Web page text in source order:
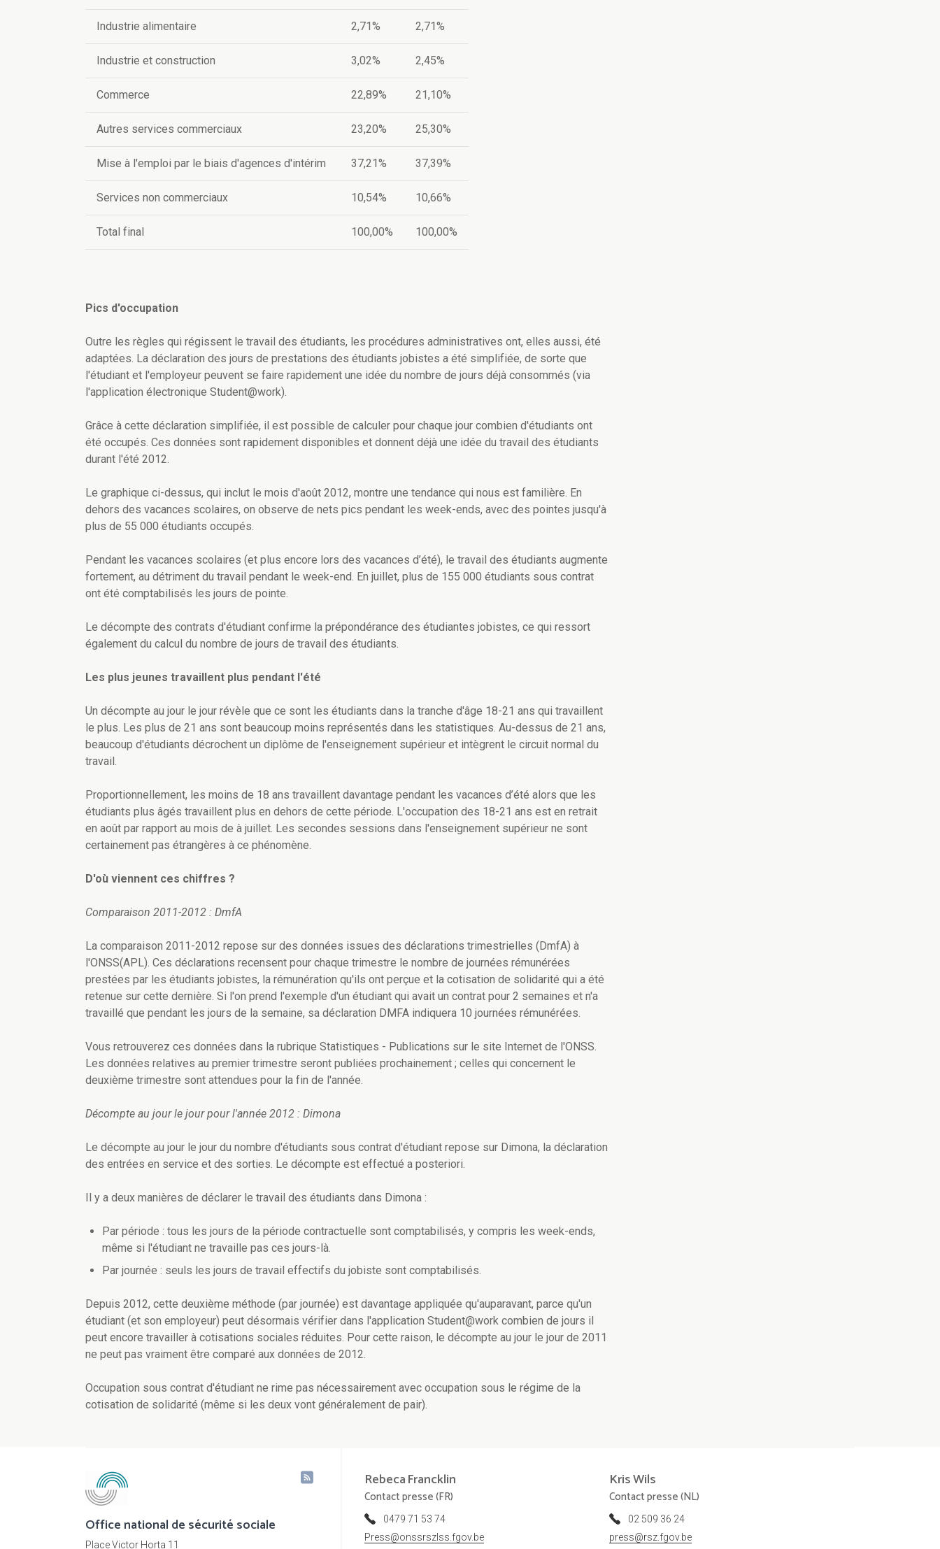
Industrie alimentaire 2,71% 2,71%
Industrie et construction 3,02% 2,45%
Commerce 22,89% 21,10%
Autres services commerciaux 23,20% 25,30%
Mise à l'emploi par le biais d'agences d'intérim 37,21% 37,39%
Services non commerciaux 10,54% 10,66%
Total final 100,00% 100,00%
Pics d'occupation
Outre les règles qui régissent le travail des étudiants, les procédures administratives ont, elles aussi, été
adaptées. La déclaration des jours de prestations des étudiants jobistes a été simplifiée, de sorte que
l'étudiant et l'employeur peuvent se faire rapidement une idée du nombre de jours déjà consommés (via
l'application électronique Student@work).
Grâce à cette déclaration simplifiée, il est possible de calculer pour chaque jour combien d'étudiants ont
été occupés. Ces données sont rapidement disponibles et donnent déjà une idée du travail des étudiants
durant l'été 2012.
Le graphique ci-dessus, qui inclut le mois d'août 2012, montre une tendance qui nous est familière. En
dehors des vacances scolaires, on observe de nets pics pendant les week-ends, avec des pointes jusqu'à
plus de 55 000 étudiants occupés.
Pendant les vacances scolaires (et plus encore lors des vacances d’été), le travail des étudiants augmente
fortement, au détriment du travail pendant le week-end. En juillet, plus de 155 000 étudiants sous contrat
ont été comptabilisés les jours de pointe.
Le décompte des contrats d'étudiant confirme la prépondérance des étudiantes jobistes, ce qui ressort
également du calcul du nombre de jours de travail des étudiants.
Les plus jeunes travaillent plus pendant l'été
Un décompte au jour le jour révèle que ce sont les étudiants dans la tranche d'âge 18-21 ans qui travaillent
le plus. Les plus de 21 ans sont beaucoup moins représentés dans les statistiques. Au-dessus de 21 ans,
beaucoup d'étudiants décrochent un diplôme de l'enseignement supérieur et intègrent le circuit normal du
travail.
Proportionnellement, les moins de 18 ans travaillent davantage pendant les vacances d’été alors que les
étudiants plus âgés travaillent plus en dehors de cette période. L'occupation des 18-21 ans est en retrait
en août par rapport au mois de à juillet. Les secondes sessions dans l'enseignement supérieur ne sont
certainement pas étrangères à ce phénomène.
D'où viennent ces chiffres ?
Comparaison 2011-2012 : DmfA
La comparaison 2011-2012 repose sur des données issues des déclarations trimestrielles (DmfA) à
l'ONSS(APL). Ces déclarations recensent pour chaque trimestre le nombre de journées rémunérées
prestées par les étudiants jobistes, la rémunération qu'ils ont perçue et la cotisation de solidarité qui a été
retenue sur cette dernière. Si l'on prend l'exemple d'un étudiant qui avait un contrat pour 2 semaines et n'a
travaillé que pendant les jours de la semaine, sa déclaration DMFA indiquera 10 journées rémunérées.
Vous retrouverez ces données dans la rubrique Statistiques - Publications sur le site Internet de l'ONSS.
Les données relatives au premier trimestre seront publiées prochainement ; celles qui concernent le
deuxième trimestre sont attendues pour la fin de l'année.
Décompte au jour le jour pour l'année 2012 : Dimona
Le décompte au jour le jour du nombre d'étudiants sous contrat d'étudiant repose sur Dimona, la déclaration
des entrées en service et des sorties. Le décompte est effectué a posteriori.
Il y a deux manières de déclarer le travail des étudiants dans Dimona :
Par période : tous les jours de la période contractuelle sont comptabilisés, y compris les week-ends,
même si l'étudiant ne travaille pas ces jours-là.
Par journée : seuls les jours de travail effectifs du jobiste sont comptabilisés.
Depuis 2012, cette deuxième méthode (par journée) est davantage appliquée qu'auparavant, parce qu'un
étudiant (et son employeur) peut désormais vérifier dans l'application Student@work combien de jours il
peut encore travailler à cotisations sociales réduites. Pour cette raison, le décompte au jour le jour de 2011
ne peut pas vraiment être comparé aux données de 2012.
Occupation sous contrat d'étudiant ne rime pas nécessairement avec occupation sous le régime de la
cotisation de solidarité (même si les deux vont généralement de pair).
Office national de sécurité sociale
Place Victor Horta 11
RebecaFrancklin
Contact presse (FR)
0479 71 53 74
Press@onssrszlss.fgov.be
KrisWils
Contact presse (NL)
02 509 36 24
press@rsz.fgov.be